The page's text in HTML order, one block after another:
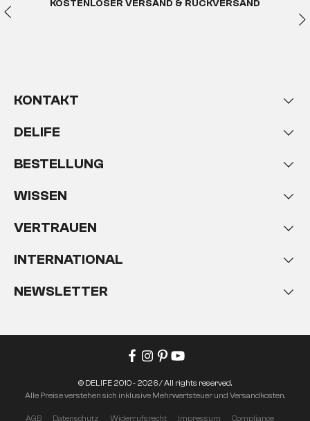
KOSTENLOSER VERSAND & RÜCKVERSAND
KONTAKT
DELIFE
BESTELLUNG
WISSEN
VERTRAUEN
INTERNATIONAL
NEWSLETTER
AGB Datenschutz Widerrufsrecht Impressum Compliance
© DELIFE 2010 - 2026 / All rights reserved.
Alle Preise verstehen sich inklusive Mehrwertsteuer und Versandkosten.